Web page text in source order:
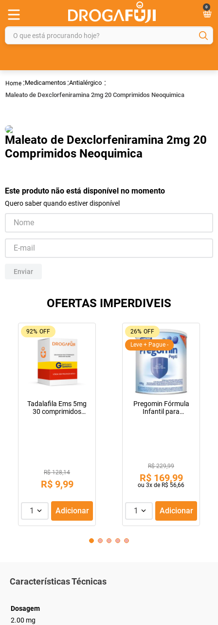
0
O que está procurando hoje?
Medicamentos Antialérgico
Maleato de Dexclorfeniramina 2mg 20 Comprimidos Neoquimica
Maleato de Dexclorfeniramina 2mg 20
Comprimidos Neoquimica
Este produto não está disponível no momento
Quero saber quando estiver disponível
Enviar
OFERTAS IMPERDIVEIS
92% OFF
Tadalafila Ems 5mg
30 comprimidos
R$ 128,14
R$ 9,99
1 Adicionar
26% OFF
Leve + Pague -
Pregomin Fórmula
Infantil para
R$ 229,99
R$ 169,99
ou 3x de R$ 56,66
1 Adicionar
Características Técnicas
Dosagem
2.00 mg
2º
gelmax
4º
5º
protetor solar
6º
shampoo
8º
fraldas geriátricas
tadalafila